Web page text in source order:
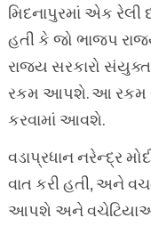
મિદનાપુરમાં એક રેલી
હતી કે જો ભાજપ
રાજ્ય સરકારો સંયુક્ત
રકમ આપશે. આ રકમ
કરવામાં આવશે.
વડાપ્રધાન નરેન્દ્ર
વાત કરી હતી, અને
આપશે અને